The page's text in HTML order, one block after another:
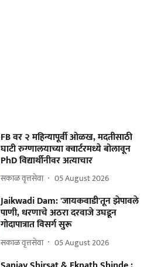
FB वर २ महिन्यापूर्वी ओळख, मदतीसाठी
घाटी रुग्णालयाच्या क्वार्टरमध्ये बोलावून
PhD विद्यार्थीनीवर अत्याचार
सकाळ वृत्तसेवा 05 August 2026
Jaikwadi Dam: 'जायकवाडी'तून झेपावले
पाणी, धरणाचे अठरा दरवाजे उघडून
गोदापात्रात विसर्ग सुरू
सकाळ वृत्तसेवा 05 August 2026